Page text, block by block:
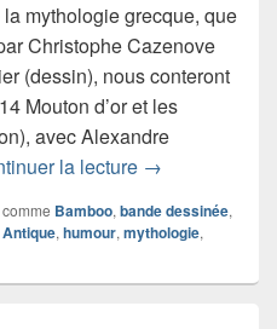
mythologie grecque, que
Christophe Cazenove
(dessin), nous conteront
Mouton d’or et les
avec Alexandre
la lecture Chronique
→
Bamboo,bande dessinée,
,humour,mythologie,